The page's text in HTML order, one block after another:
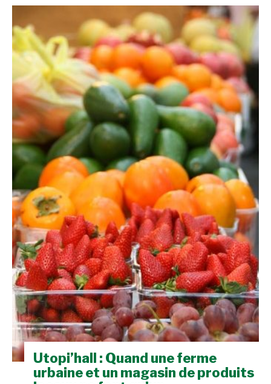
Utopi’hall : Quand une ferme
urbaine et un magasin de produits